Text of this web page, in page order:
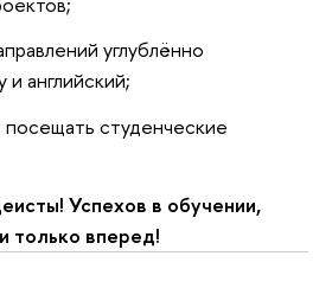
углублённо
и английский;
студенческие
Успехов в обучении,
только вперед!